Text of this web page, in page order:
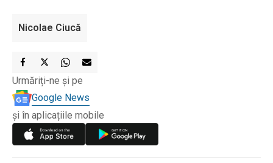
Nicolae Ciucă
Urmăriți-ne și pe
Google News
și în aplicațiile mobile